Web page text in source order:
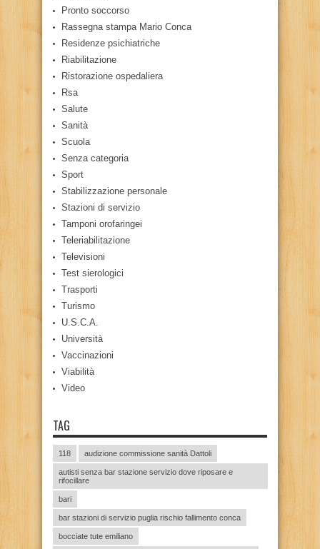
Pronto soccorso
Rassegna stampa Mario Conca
Residenze psichiatriche
Riabilitazione
Ristorazione ospedaliera
Rsa
Salute
Sanità
Scuola
Senza categoria
Sport
Stabilizzazione personale
Stazioni di servizio
Tamponi orofaringei
Teleriabilitazione
Televisioni
Test sierologici
Trasporti
Turismo
U.S.C.A.
Università
Vaccinazioni
Viabilità
Video
TAG
118 audizione commissione sanità Dattoli
autisti senza bar stazione servizio dove riposare e
rifocillare
bari
bar stazioni di servizio puglia rischio fallimento conca
bocciate tute emiliano